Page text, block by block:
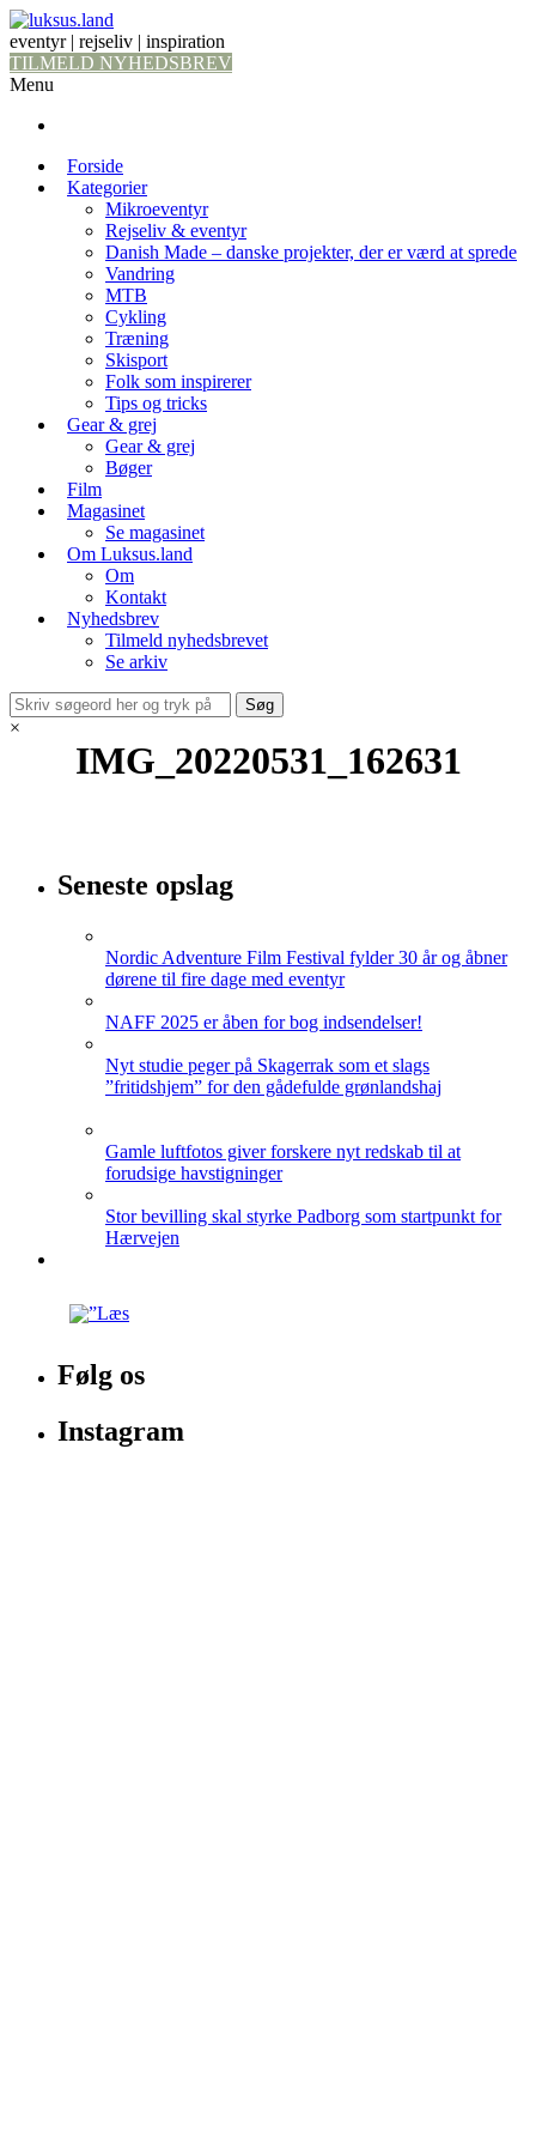
eventyr | rejseliv | inspiration
TILMELD NYHEDSBREV
Menu
Forside
Kategorier
Mikroeventyr
Rejseliv & eventyr
Danish Made – danske projekter, der er værd at sprede
Vandring
MTB
Cykling
Træning
Skisport
Folk som inspirerer
Tips og tricks
Gear & grej
Gear & grej
Bøger
Film
Magasinet
Se magasinet
Om Luksus.land
Om
Kontakt
Nyhedsbrev
Tilmeld nyhedsbrevet
Se arkiv
×
IMG_20220531_162631
Seneste opslag
Nordic Adventure Film Festival fylder 30 år og åbner
dørene til fire dage med eventyr
NAFF 2025 er åben for bog indsendelser!
Nyt studie peger på Skagerrak som et slags
”fritidshjem” for den gådefulde grønlandshaj
Gamle luftfotos giver forskere nyt redskab til at
forudsige havstigninger
Stor bevilling skal styrke Padborg som startpunkt for
Hærvejen
Følg os
Instagram